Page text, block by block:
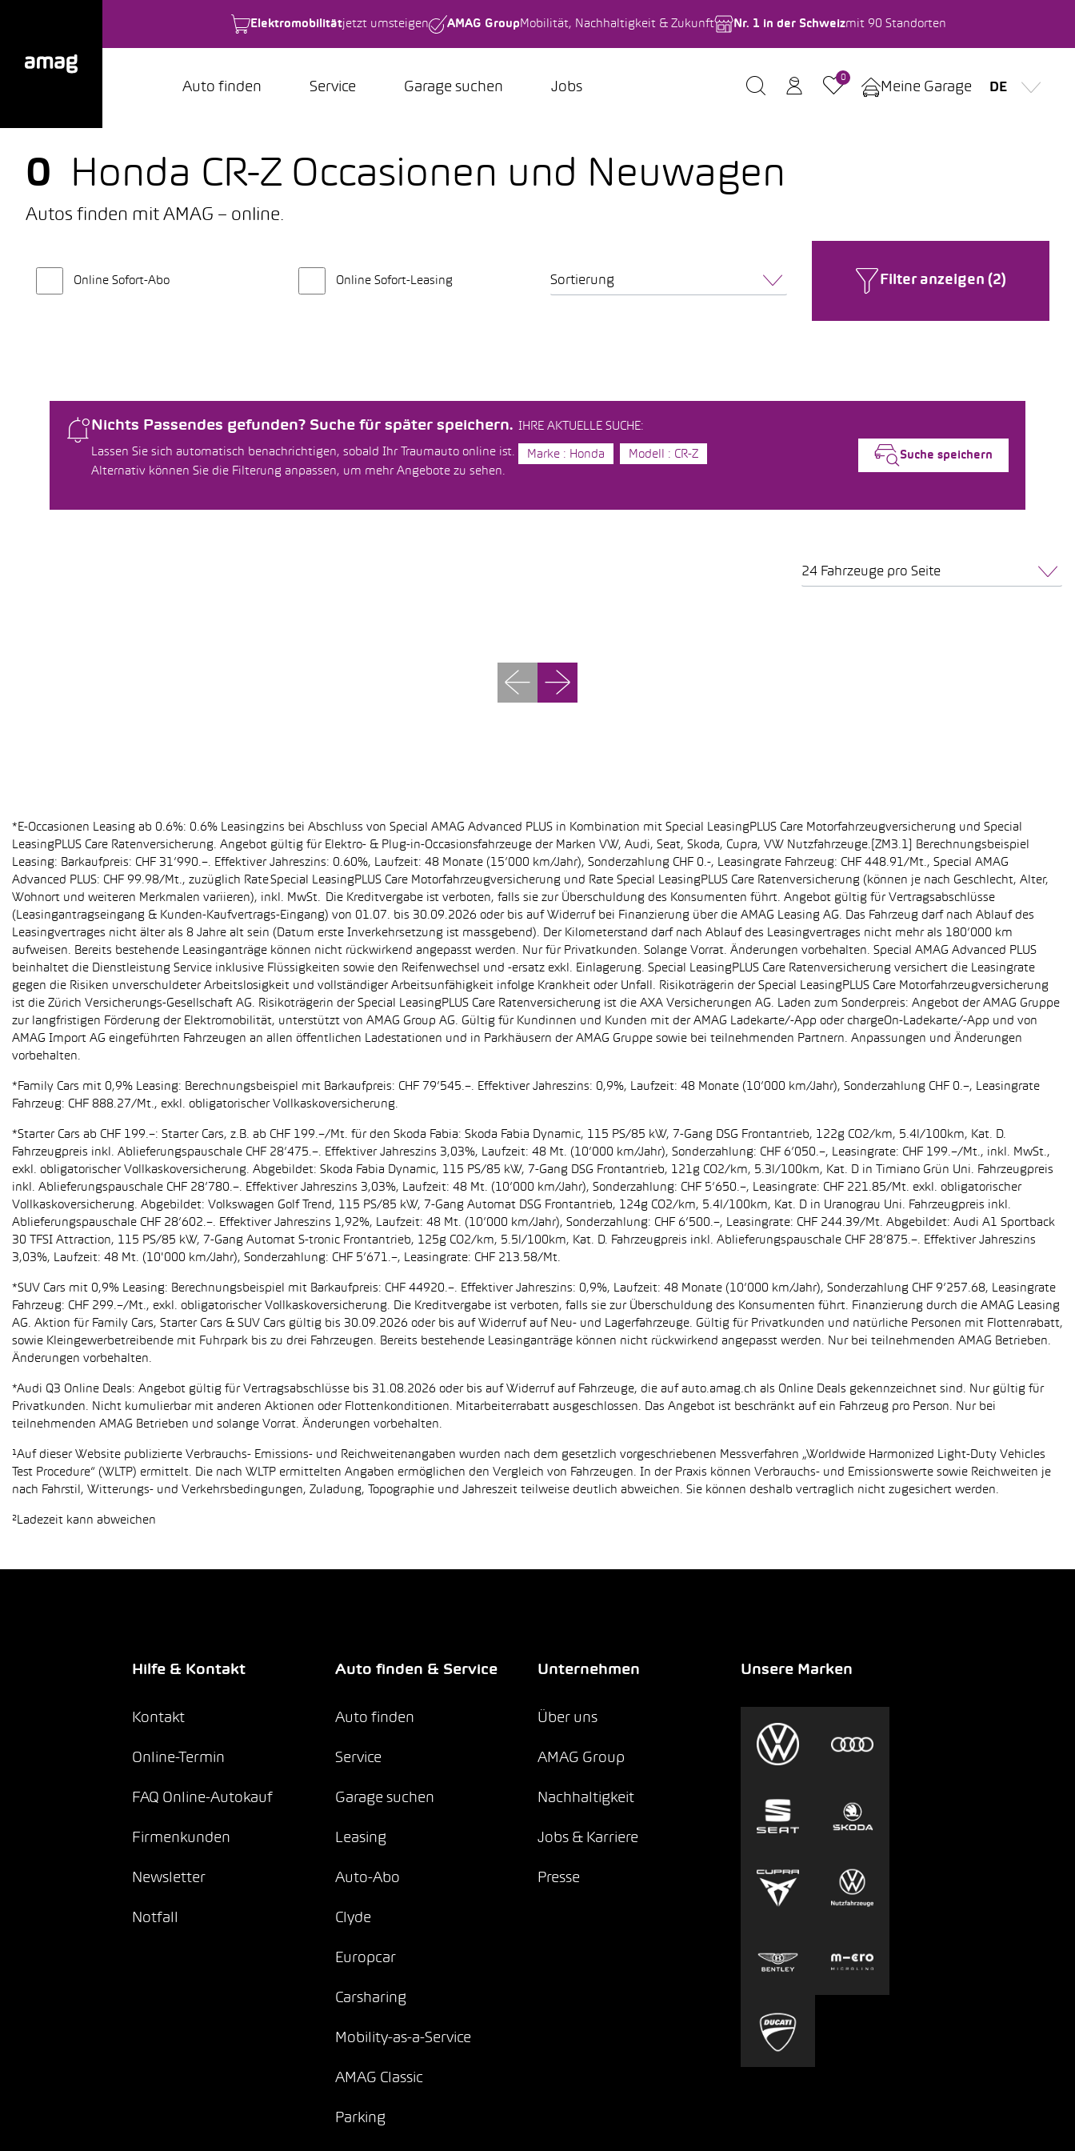
Elektromobilitätjetzt umsteigen AMAG Group Mobilität, Nachhaltigkeit & Zukunft Nr. 1 in der Schweizmit 90 Standorten
Auto finden Service Garage suchen Jobs
0
Meine Garage DE
0 Honda CR-Z Occasionen und Neuwagen
Autos finden mit AMAG – online.
Online Sofort-Abo Online Sofort-Leasing Sortierung Filter anzeigen (2)
Nichts Passendes gefunden? Suche für später speichern.
Lassen Sie sich automatisch benachrichtigen, sobald Ihr Traumauto online ist.
Alternativ können Sie die Filterung anpassen, um mehr Angebote zu sehen.
IHRE AKTUELLE SUCHE:
Marke : Honda Modell : CR-Z Suche speichern
24 Fahrzeuge pro Seite
*E-Occasionen Leasing ab 0.6%: 0.6% Leasingzins bei Abschluss von Special AMAG Advanced PLUS in Kombination mit Special LeasingPLUS Care Motorfahrzeugversicherung und Special
LeasingPLUS Care Ratenversicherung. Angebot gültig für Elektro- & Plug-in-Occasionsfahrzeuge der Marken VW, Audi, Seat, Skoda, Cupra, VW Nutzfahrzeuge.[ZM3.1] Berechnungsbeispiel
Leasing: Barkaufpreis: CHF 31’990.–. Effektiver Jahreszins: 0.60%, Laufzeit: 48 Monate (15’000 km/Jahr), Sonderzahlung CHF 0.-, Leasingrate Fahrzeug: CHF 448.91/Mt., Special AMAG
Advanced PLUS: CHF 99.98/Mt., zuzüglich Rate Special LeasingPLUS Care Motorfahrzeugversicherung und Rate Special LeasingPLUS Care Ratenversicherung (können je nach Geschlecht, Alter,
Wohnort und weiteren Merkmalen variieren), inkl. MwSt. Die Kreditvergabe ist verboten, falls sie zur Überschuldung des Konsumenten führt. Angebot gültig für Vertragsabschlüsse
(Leasingantragseingang & Kunden-Kaufvertrags-Eingang) von 01.07. bis 30.09.2026 oder bis auf Widerruf bei Finanzierung über die AMAG Leasing AG. Das Fahrzeug darf nach Ablauf des
Leasingvertrages nicht älter als 8 Jahre alt sein (Datum erste Inverkehrsetzung ist massgebend). Der Kilometerstand darf nach Ablauf des Leasingvertrages nicht mehr als 180’000 km
aufweisen. Bereits bestehende Leasinganträge können nicht rückwirkend angepasst werden. Nur für Privatkunden. Solange Vorrat. Änderungen vorbehalten. Special AMAG Advanced PLUS
beinhaltet die Dienstleistung Service inklusive Flüssigkeiten sowie den Reifenwechsel und -ersatz exkl. Einlagerung. Special LeasingPLUS Care Ratenversicherung versichert die Leasingrate
gegen die Risiken unverschuldeter Arbeitslosigkeit und vollständiger Arbeitsunfähigkeit infolge Krankheit oder Unfall. Risikoträgerin der Special LeasingPLUS Care Motorfahrzeugversicherung
ist die Zürich Versicherungs-Gesellschaft AG. Risikoträgerin der Special LeasingPLUS Care Ratenversicherung ist die AXA Versicherungen AG. Laden zum Sonderpreis: Angebot der AMAG Gruppe
zur langfristigen Förderung der Elektromobilität, unterstützt von AMAG Group AG. Gültig für Kundinnen und Kunden mit der AMAG Ladekarte/-App oder chargeOn-Ladekarte/-App und von
AMAG Import AG eingeführten Fahrzeugen an allen öffentlichen Ladestationen und in Parkhäusern der AMAG Gruppe sowie bei teilnehmenden Partnern. Anpassungen und Änderungen
vorbehalten.
*Family Cars mit 0,9% Leasing: Berechnungsbeispiel mit Barkaufpreis: CHF 79’545.–. Effektiver Jahreszins: 0,9%, Laufzeit: 48 Monate (10’000 km/Jahr), Sonderzahlung CHF 0.–, Leasingrate
Fahrzeug: CHF 888.27/Mt., exkl. obligatorischer Vollkaskoversicherung.
*Starter Cars ab CHF 199.–: Starter Cars, z.B. ab CHF 199.–/Mt. für den Skoda Fabia: Skoda Fabia Dynamic, 115 PS/85 kW, 7-Gang DSG Frontantrieb, 122g CO2/km, 5.4l/100km, Kat. D.
Fahrzeugpreis inkl. Ablieferungspauschale CHF 28’475.–. Effektiver Jahreszins 3,03%, Laufzeit: 48 Mt. (10’000 km/Jahr), Sonderzahlung: CHF 6’050.–, Leasingrate: CHF 199.–/Mt., inkl. MwSt.,
exkl. obligatorischer Vollkaskoversicherung. Abgebildet: Skoda Fabia Dynamic, 115 PS/85 kW, 7-Gang DSG Frontantrieb, 121g CO2/km, 5.3l/100km, Kat. D in Timiano Grün Uni. Fahrzeugpreis
inkl. Ablieferungspauschale CHF 28’780.–. Effektiver Jahreszins 3,03%, Laufzeit: 48 Mt. (10’000 km/Jahr), Sonderzahlung: CHF 5’650.–, Leasingrate: CHF 221.85/Mt. exkl. obligatorischer
Vollkaskoversicherung. Abgebildet: Volkswagen Golf Trend, 115 PS/85 kW, 7-Gang Automat DSG Frontantrieb, 124g CO2/km, 5.4l/100km, Kat. D in Uranograu Uni. Fahrzeugpreis inkl.
Ablieferungspauschale CHF 28’602.–. Effektiver Jahreszins 1,92%, Laufzeit: 48 Mt. (10’000 km/Jahr), Sonderzahlung: CHF 6’500.–, Leasingrate: CHF 244.39/Mt. Abgebildet: Audi A1 Sportback
30 TFSI Attraction, 115 PS/85 kW, 7-Gang Automat S-tronic Frontantrieb, 125g CO2/km, 5.5l/100km, Kat. D. Fahrzeugpreis inkl. Ablieferungspauschale CHF 28’875.–. Effektiver Jahreszins
3,03%, Laufzeit: 48 Mt. (10'000 km/Jahr), Sonderzahlung: CHF 5’671.–, Leasingrate: CHF 213.58/Mt.
*SUV Cars mit 0,9% Leasing: Berechnungsbeispiel mit Barkaufpreis: CHF 44920.–. Effektiver Jahreszins: 0,9%, Laufzeit: 48 Monate (10’000 km/Jahr), Sonderzahlung CHF 9’257.68, Leasingrate
Fahrzeug: CHF 299.–/Mt., exkl. obligatorischer Vollkaskoversicherung. Die Kreditvergabe ist verboten, falls sie zur Überschuldung des Konsumenten führt. Finanzierung durch die AMAG Leasing
AG. Aktion für Family Cars, Starter Cars & SUV Cars gültig bis 30.09.2026 oder bis auf Widerruf auf Neu- und Lagerfahrzeuge. Gültig für Privatkunden und natürliche Personen mit Flottenrabatt,
sowie Kleingewerbetreibende mit Fuhrpark bis zu drei Fahrzeugen. Bereits bestehende Leasinganträge können nicht rückwirkend angepasst werden. Nur bei teilnehmenden AMAG Betrieben.
Änderungen vorbehalten.
*Audi Q3 Online Deals: Angebot gültig für Vertragsabschlüsse bis 31.08.2026 oder bis auf Widerruf auf Fahrzeuge, die auf auto.amag.ch als Online Deals gekennzeichnet sind. Nur gültig für
Privatkunden. Nicht kumulierbar mit anderen Aktionen oder Flottenkonditionen. Mitarbeiterrabatt ausgeschlossen. Das Angebot ist beschränkt auf ein Fahrzeug pro Person. Nur bei
teilnehmenden AMAG Betrieben und solange Vorrat. Änderungen vorbehalten.
¹Auf dieser Website publizierte Verbrauchs- Emissions- und Reichweitenangaben wurden nach dem gesetzlich vorgeschriebenen Messverfahren „Worldwide Harmonized Light-Duty Vehicles
Test Procedure“ (WLTP) ermittelt. Die nach WLTP ermittelten Angaben ermöglichen den Vergleich von Fahrzeugen. In der Praxis können Verbrauchs- und Emissionswerte sowie Reichweiten je
nach Fahrstil, Witterungs- und Verkehrsbedingungen, Zuladung, Topographie und Jahreszeit teilweise deutlich abweichen. Sie können deshalb vertraglich nicht zugesichert werden.
²Ladezeit kann abweichen
Hilfe & Kontakt
Kontakt
Online-Termin
FAQ Online-Autokauf
Firmenkunden
Newsletter
Notfall
Auto finden & Service
Auto finden
Service
Garage suchen
Leasing
Auto-Abo
Clyde
Europcar
Carsharing
Mobility-as-a-Service
AMAG Classic
Parking
Unternehmen
Über uns
AMAG Group
Nachhaltigkeit
Jobs & Karriere
Presse
Unsere Marken